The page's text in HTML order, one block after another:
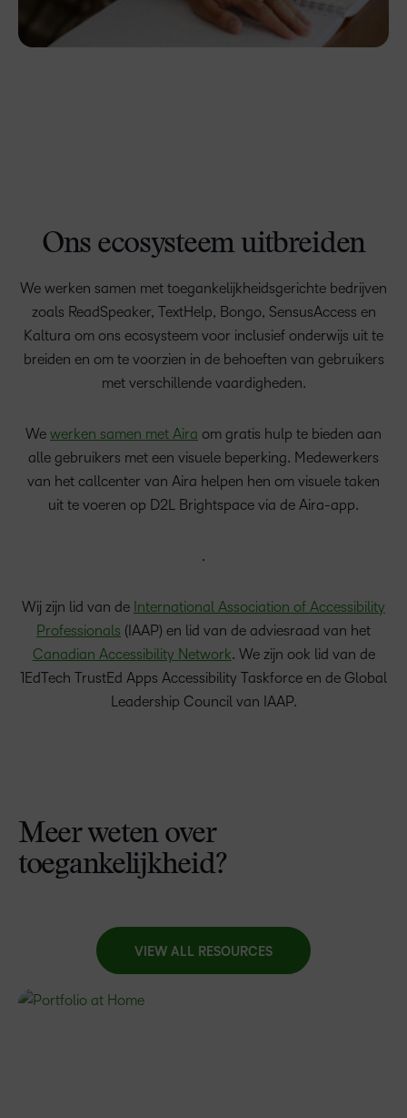
Ons ecosysteem uitbreiden
We werken samen met toegankelijkheidsgerichte bedrijven
zoals ReadSpeaker, TextHelp, Bongo, SensusAccess en
Kaltura om ons ecosysteem voor inclusief onderwijs uit te
breiden en om te voorzien in de behoeften van gebruikers
met verschillende vaardigheden.
We werken samen met Aira om gratis hulp te bieden aan
alle gebruikers met een visuele beperking. Medewerkers
van het callcenter van Aira helpen hen om visuele taken
uit te voeren op D2L Brightspace via de Aira-app.
.
Wij zijn lid van de International Association of Accessibility
Professionals (IAAP) en lid van de adviesraad van het
Canadian Accessibility Network. We zijn ook lid van de
1EdTech TrustEd Apps Accessibility Taskforce en de Global
Leadership Council van IAAP.
Meer weten over
toegankelijkheid?
VIEW ALL RESOURCES